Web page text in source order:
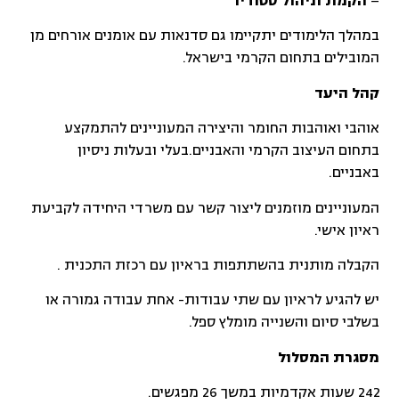
במהלך הלימודים יתקיימו גם סדנאות עם אומנים אורחים מן
המובילים בתחום הקרמי בישראל.
קהל היעד
אוהבי ואוהבות החומר והיצירה המעוניינים להתמקצע
בתחום העיצוב הקרמי והאבניים.בעלי ובעלות ניסיון
באבניים.
המעוניינים מוזמנים ליצור קשר עם משרדי היחידה לקביעת
ראיון אישי.
הקבלה מותנית בהשתתפות בראיון עם רכזת התכנית .
יש להגיע לראיון עם שתי עבודות- אחת עבודה גמורה או
בשלבי סיום והשנייה מומלץ ספל.
מסגרת המסלול
242 שעות אקדמיות במשך 26 מפגשים.